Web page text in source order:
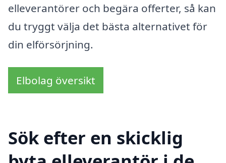
elleverantörer och begära offerter, så kan
du tryggt välja det bästa alternativet för
din elförsörjning.
Elbolag översikt
Sök efter en skicklig